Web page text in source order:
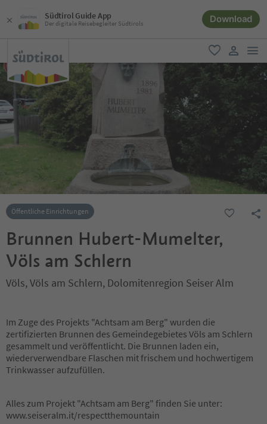
Südtirol Guide App
Der digitale Reisebegleiter Südtirols Download
favorit
user link
Öffentliche Einrichtungen
Brunnen Hubert-Mumelter,
Völs am Schlern
Völs, Völs am Schlern, Dolomitenregion Seiser Alm
Im Zuge des Projekts "Achtsam am Berg" wurden die
zertifizierten Brunnen des Gemeindegebietes Völs am Schlern
gesammelt und veröffentlicht. Die Brunnen laden ein,
wiederverwendbare Flaschen mit frischem und hochwertigem
Trinkwasser aufzufüllen.
Alles zum Projekt "Achtsam am Berg" finden Sie unter:
www.seiseralm.it/respectthemountain